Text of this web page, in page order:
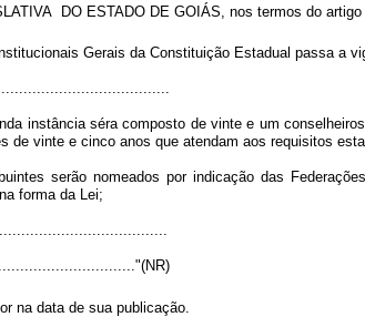
DO ESTADO DE GOIÁS, nos termos do
Gerais da Constituição Estadual passa a
instância séra composto de vinte e um
de vinte e cinco anos que atendam aos requisitos
serão nomeados por indicação das
forma da Lei;
na data de sua publicação.